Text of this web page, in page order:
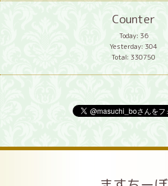
Counter
Today: 36
Yesterday: 304
Total: 330750